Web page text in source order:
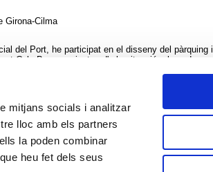
mitjans socials i analitzar
lloc amb els partners
la poden combinar
heu fet dels seus
Girona-Cilma
del Port, he participat en el disseny del pàrquing i
Cala Bona, projectes d'urbanització, plans de